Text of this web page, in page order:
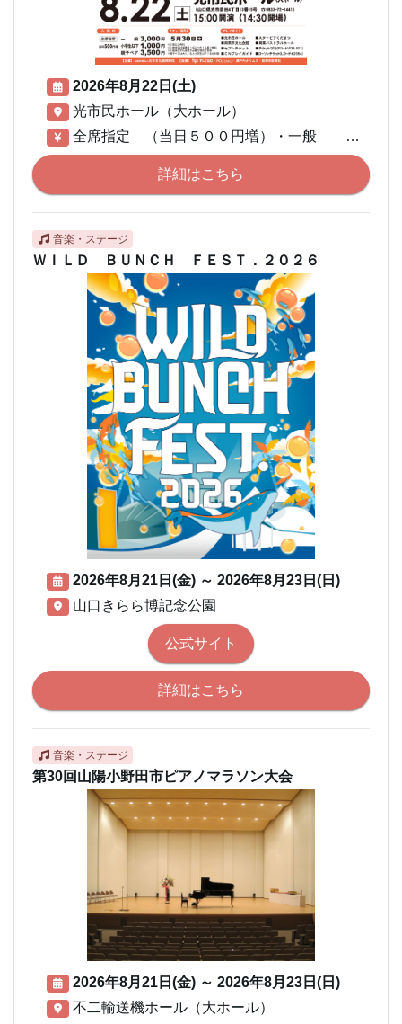
2026年8月22日(土)
光市民ホール（大ホール）
全席指定 （当日５００円増）・一般 ３，０００円・小学生以下 １，０００円・親子ペア ３，５００円 ※３歳以上有料※３歳未満は保護者１名につき１名膝上無料※３歳未満でも座席が必要な場合は有料※親子ペアは大人１名と小学生以下１名が対象
詳細はこちら
音楽・ステージ
ＷＩＬＤ ＢＵＮＣＨ ＦＥＳＴ．２０２６
2026年8月21日(金) ～ 2026年8月23日(日)
山口きらら博記念公園
公式サイト
詳細はこちら
音楽・ステージ
第30回山陽小野田市ピアノマラソン大会
2026年8月21日(金) ～ 2026年8月23日(日)
不二輸送機ホール（大ホール）